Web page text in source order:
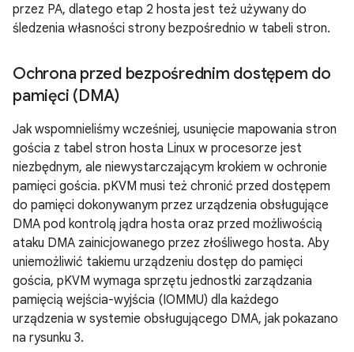
przez PA, dlatego etap 2 hosta jest też używany do
śledzenia własności strony bezpośrednio w tabeli stron.
Ochrona przed bezpośrednim dostępem do
pamięci (DMA)
Jak wspomnieliśmy wcześniej, usunięcie mapowania stron
gościa z tabel stron hosta Linux w procesorze jest
niezbędnym, ale niewystarczającym krokiem w ochronie
pamięci gościa. pKVM musi też chronić przed dostępem
do pamięci dokonywanym przez urządzenia obsługujące
DMA pod kontrolą jądra hosta oraz przed możliwością
ataku DMA zainicjowanego przez złośliwego hosta. Aby
uniemożliwić takiemu urządzeniu dostęp do pamięci
gościa, pKVM wymaga sprzętu jednostki zarządzania
pamięcią wejścia-wyjścia (IOMMU) dla każdego
urządzenia w systemie obsługującego DMA, jak pokazano
na rysunku 3.